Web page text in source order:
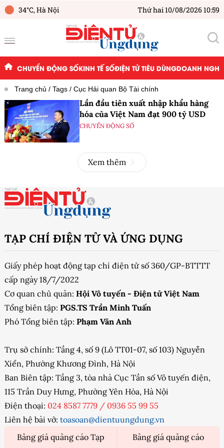
34°C,Hà Nội Thứ hai 10/08/2026 10:59
CHUYỂN ĐỘNG SỐKINH TẾ SỐĐIỆN TỬ TIÊU DÙNGDOANH
Trang chủ Tags Cục Hải quan Bộ Tài chính
Lần đầu tiên xuất nhập khẩu hàng
hóa của Việt Nam đạt 900 tỷ USD
CHUYỂN ĐỘNG SỐ
Xem thêm
TẠP CHÍ ĐIỆN TỬ VÀ ỨNG DỤNG
Giấy phép hoạt động tạp chí điện tử số 360/GP-BTTTT
cấp ngày 18/7/2022
Cơ quan chủ quản: Hội Vô tuyến - Điện tử Việt Nam
Tổng biên tập: PGS.TS Trần Minh Tuấn
Phó Tổng biên tập: Phạm Văn Anh
Trụ sở chính: Tầng 4, số 9 (Lô TT01-07, số 103) Nguyễn
Xiển, Phường Khương Đình, Hà Nội
Ban Biên tập: Tầng 3, tòa nhà Cục Tần số Vô tuyến điện,
115 Trần Duy Hưng, Phường Yên Hòa, Hà Nội
Điện thoại: 024 8587 7779 / 0936 55 99 55
Liên hệ bài vở: toasoan@dientuungdung.vn
Bảng giá quảng cáo Tạp
Bảng giá quảng cáo